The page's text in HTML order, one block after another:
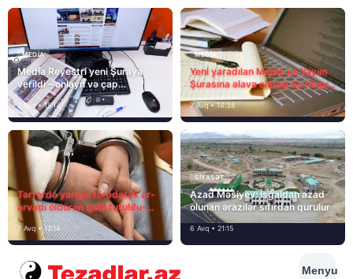
MEDİA
Media Reyestri yeni Şuraya
verildi – onlayn və çap
mediasını nə gözləyir?
7 Avq • 15:14
MEDİA
Yeni yaradılan Media və Yayım
Şurasına əlavə olaraq bu hüquq
və vəzifələr də verilib
7 Avq • 14:38
Tərtərdə yanğın törədərək ər-
arvadı öldürən qatil tutuldu-
SON DƏQİQƏ
7 Avq • 12:14
SIYASƏT
Azad Məsiyev: İşğaldan azad
olunan ərazilər sıfırdan qurulur
6 Avq • 21:15
Menyu